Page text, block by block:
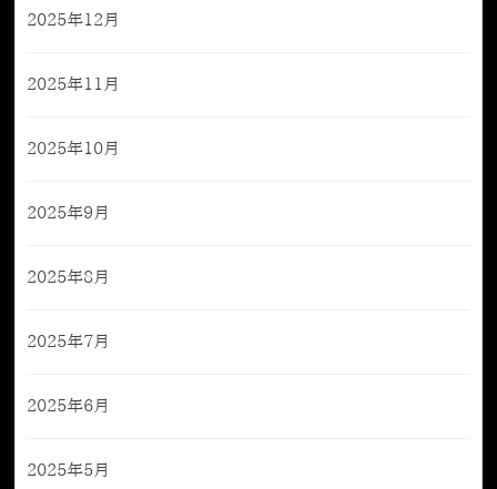
2025年12月
2025年11月
2025年10月
2025年9月
2025年8月
2025年7月
2025年6月
2025年5月